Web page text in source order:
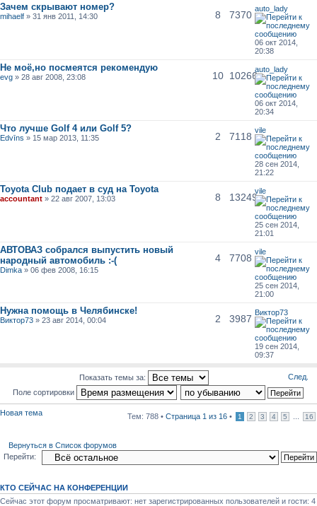
Зачем скрывают номер?
mihaelf » 31 янв 2011, 14:30 8 7370
auto_lady
06 окт 2014,
20:38
Не моё,но посмеятся рекомендую
evg » 28 авг 2008, 23:08 10 10266
auto_lady
06 окт 2014,
20:34
Что лучше Golf 4 или Golf 5?
Edvīns » 15 мар 2013, 11:35 2 7118
vile
28 сен 2014,
21:22
Toyota Club подает в суд на Toyota
accountant » 22 авг 2007, 13:03 8 13249
vile
25 сен 2014,
21:01
АВТОВАЗ собрался выпустить новый
народный автомобиль :-(
Dimka » 06 фев 2008, 16:15
4 7708
vile
25 сен 2014,
21:00
Нужна помощь в Челябинске!
Виктор73 » 23 авг 2014, 00:04 2 3987
Виктор73
19 сен 2014,
09:37
След.
Показать темы за:
Поле сортировки
Новая тема Тем: 788 • Страница 1 из 16 • 1 2 3 4 5 16
Вернуться в Список форумов
Перейти:
КТО СЕЙЧАС НА КОНФЕРЕНЦИИ
Сейчас этот форум просматривают: нет зарегистрированных пользователей и гости: 4